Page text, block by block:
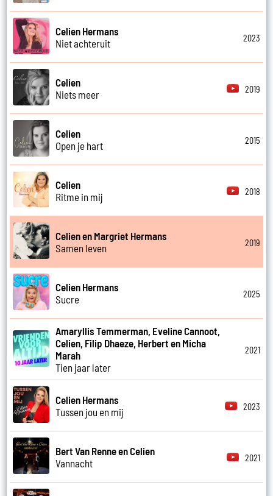
Celien Hermans
Niet achteruit
2023
Celien
Niets meer
2019
Celien
Open je hart
2015
Celien
Ritme in mij
2018
Celien en Margriet Hermans
Samen leven
2019
Celien Hermans
Sucre
2025
Amaryllis Temmerman, Eveline Cannoot,
Celien, Filip Dhaeze, Herbert en Micha
Marah
Tien jaar later
2021
Celien Hermans
Tussen jou en mij
2023
Bert Van Renne en Celien
Vannacht
2021